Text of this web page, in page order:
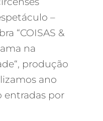
–
“COISAS &
na
produção
ano
entradas por